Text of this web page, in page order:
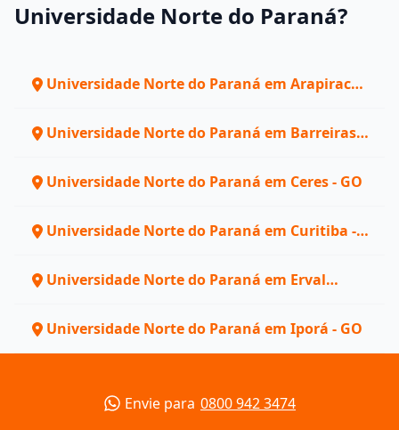
Universidade Norte do Paraná?
Universidade Norte do Paraná em Arapiraca -
Universidade Norte do Paraná em Barreiras -
Universidade Norte do Paraná em Ceres - GO
Universidade Norte do Paraná em Curitiba -
Universidade Norte do Paraná em Erval
Universidade Norte do Paraná em Iporá - GO
Envie para 0800 942 3474